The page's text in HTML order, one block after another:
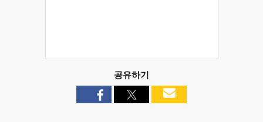
공유하기